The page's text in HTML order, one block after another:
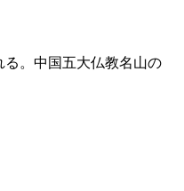
。中国五大仏教名山の